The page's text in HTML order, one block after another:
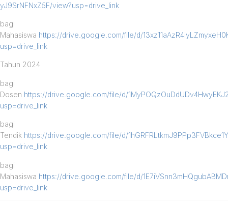
yJ9SrNFNxZ5F/view?usp=drive_link
bagi
Mahasiswa https://drive.google.com/file/d/
usp=drive_link
Tahun 2024
bagi
Dosen https://drive.google.com/file/d/
usp=drive_link
bagi
Tendik https://drive.google.com/file/d/
usp=drive_link
bagi
Mahasiswa https://drive.google.com/file/d/
usp=drive_link